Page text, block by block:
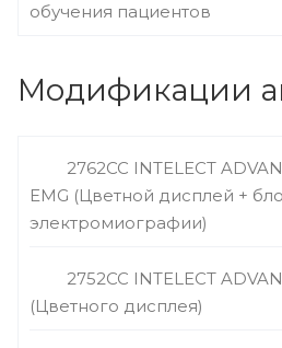
обучения пациентов
Модификации
2762СС INTELECT
EMG (Цветной дисплей +
электромиографии)
2752СС INTELECT
(Цветного дисплея)